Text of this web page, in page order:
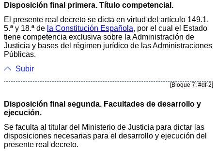
Disposición final primera. Título competencial.
El presente real decreto se dicta en virtud del artículo 149.1.
5.ª y 18.ª de la Constitución Española, por el cual el Estado
tiene competencia exclusiva sobre la Administración de
Justicia y bases del régimen jurídico de las Administraciones
Públicas.
Subir
[Bloque 7: #df-2]
Disposición final segunda. Facultades de desarrollo y
ejecución.
Se faculta al titular del Ministerio de Justicia para dictar las
disposiciones necesarias para el desarrollo y ejecución del
presente real decreto.